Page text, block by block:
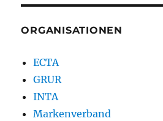
ORGANISATIONEN
ECTA
GRUR
INTA
Markenverband